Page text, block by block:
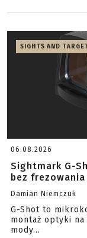
SIGHTS AND
06.08.2026
Sightmark G-
bez frezowania
Damian Niemczuk
G-Shot to
montaż optyki
mody...